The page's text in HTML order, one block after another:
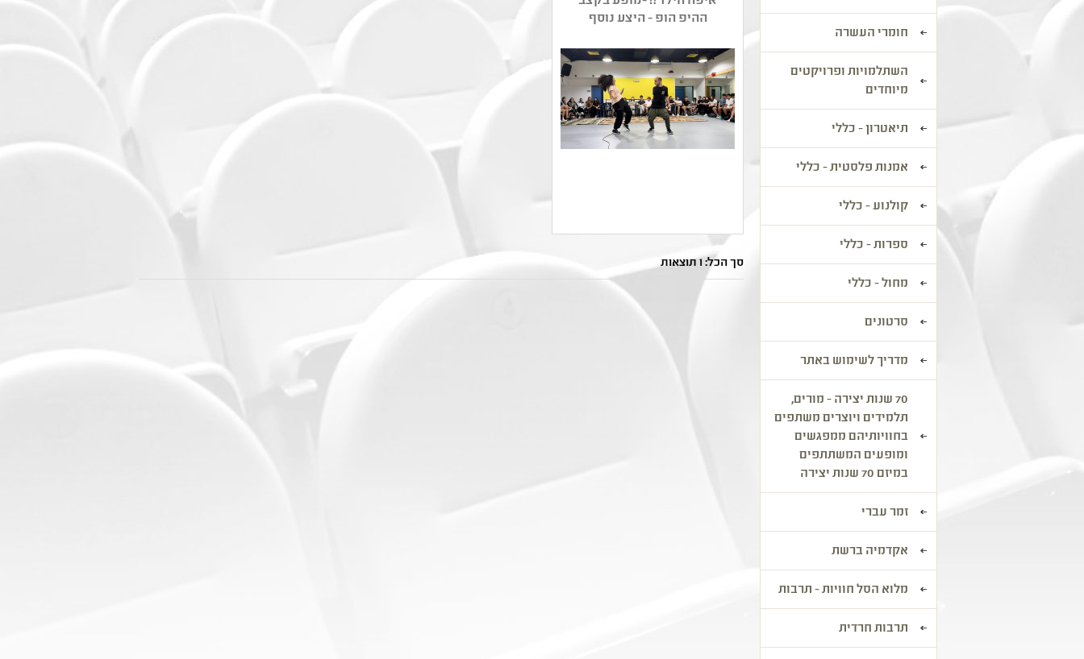
ההיפ הופ - היצע נוסף
שם המפיק: ליטל רחום
קטגוריה: תיאטרון מחול
,ריקודי רחוב
קהל יעד: ד - יב
נושאים: נושא שנתי - מיצוי
ומצוינות ,חוויות אישיות
,זהות ומגדר
סך הכל: 1 תוצאות
חומרי העשרה
השתלמויות ופרויקטים
מיוחדים
תיאטרון - כללי
אמנות פלסטית - כללי
קולנוע - כללי
ספרות - כללי
מחול - כללי
סרטונים
מדריך לשימוש באתר
70 שנות יצירה - מורים,
תלמידים ויוצרים משתפים
בחוויותיהם ממפגשים
ומופעים המשתתפים
במיזם 70 שנות יצירה
זמר עברי
אקדמיה ברשת
מלוא הסל חוויות - תרבות
תרבות חרדית